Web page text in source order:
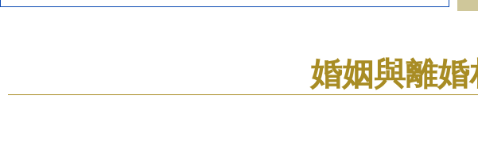
婚姻與離